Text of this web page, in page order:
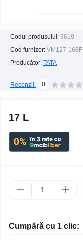
Codul produsului: 3619
Cod furnizor: VM127-168F
Producător: TATA
Recenzii: 0
17 L
Cumpără cu 1 clic: